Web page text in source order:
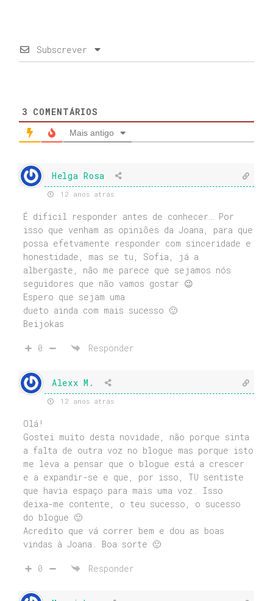
Subscrever
3 COMENTÁRIOS
Mais antigo
Helga Rosa
12 anos atrás
É dificil responder antes de conhecer… Por
isso que venham as opiniões da Joana, para que
possa efetvamente responder com sinceridade e
honestidade, mas se tu, Sofia, já a
albergaste, não me parece que sejamos nós
seguidores que não vamos gostar 😉
Espero que sejam uma
dueto ainda com mais sucesso 🙂
Beijokas
0 Responder
Alexx M.
12 anos atrás
Olá!
Gostei muito desta novidade, não porque sinta
a falta de outra voz no blogue mas porque isto
me leva a pensar que o blogue está a crescer
e a expandir-se e que, por isso, TU sentiste
que havia espaço para mais uma voz. Isso
deixa-me contente, o teu sucesso, o sucesso
do blogue 🙂
Acredito que vá correr bem e dou as boas
vindas à Joana. Boa sorte 🙂
0 Responder